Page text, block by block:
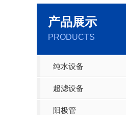
产品展示
PRODUCTS
纯水设备
超滤设备
阳极管